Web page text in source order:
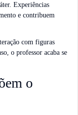
Experiências
e contribuem
com figuras
o professor acaba se
o